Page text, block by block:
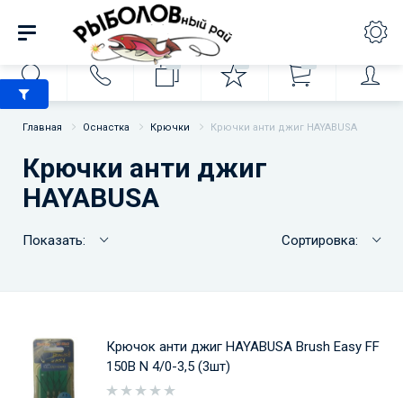
Главная Оснастка Крючки Крючки анти джиг HAYABUSA
Крючки анти джиг
HAYABUSA
Показать: Сортировка:
Крючок анти джиг HAYABUSA Brush Easy FF
150B N 4/0-3,5 (3шт)